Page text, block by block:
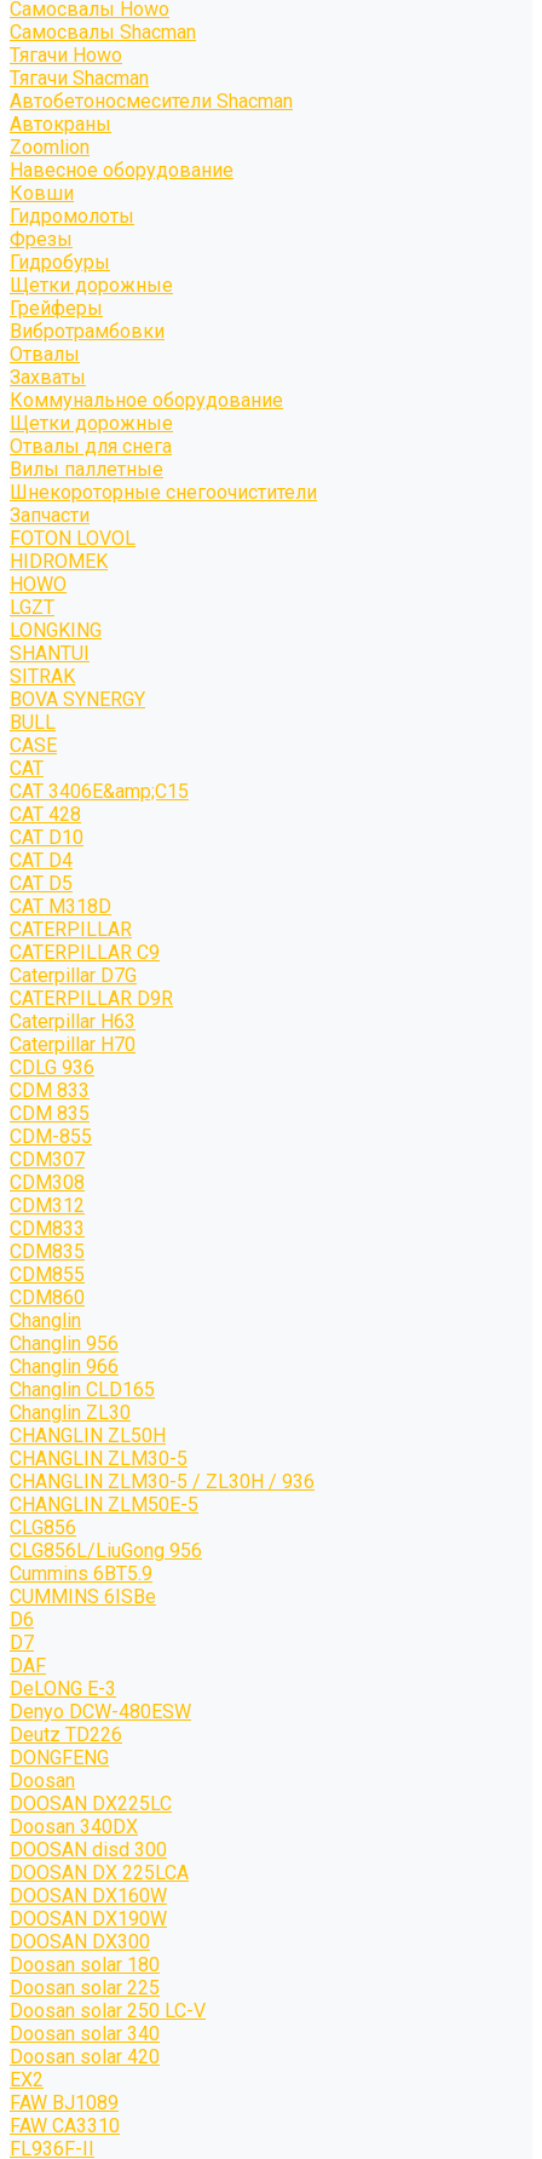
Самосвалы Howo
Самосвалы Shacman
Тягачи Howo
Тягачи Shacman
Автобетоносмесители Shacman
Автокраны
Zoomlion
Навесное оборудование
Ковши
Гидромолоты
Фрезы
Гидробуры
Щетки дорожные
Грейферы
Вибротрамбовки
Отвалы
Захваты
Коммунальное оборудование
Щетки дорожные
Отвалы для снега
Вилы паллетные
Шнекороторные снегоочистители
Запчасти
FOTON LOVOL
HIDROMEK
HOWO
LGZT
LONGKING
SHANTUI
SITRAK
BOVA SYNERGY
BULL
CASE
CAT
CAT 3406E&amp;C15
CAT 428
CAT D10
CAT D4
CAT D5
CAT M318D
CATERPILLAR
CATERPILLAR C9
Caterpillar D7G
CATERPILLAR D9R
Caterpillar H63
Caterpillar H70
CDLG 936
CDM 833
CDM 835
CDM-855
CDM307
CDM308
CDM312
CDM833
CDM835
CDM855
CDM860
Changlin
Changlin 956
Changlin 966
Changlin CLD165
Changlin ZL30
CHANGLIN ZL50H
CHANGLIN ZLM30-5
CHANGLIN ZLM30-5 / ZL30H / 936
CHANGLIN ZLM50E-5
CLG856
CLG856L/LiuGong 956
Cummins 6BT5.9
CUMMINS 6ISBe
D6
D7
DAF
DeLONG Е-3
Denyo DCW-480ESW
Deutz TD226
DONGFENG
Doosan
DOOSAN DX225LC
Doosan 340DX
DOOSAN disd 300
DOOSAN DX 225LCA
DOOSAN DX160W
DOOSAN DX190W
DOOSAN DX300
Doosan solar 180
Doosan solar 225
Doosan solar 250 LC-V
Doosan solar 340
Doosan solar 420
EX2
FAW BJ1089
FAW CA3310
FL936F-II